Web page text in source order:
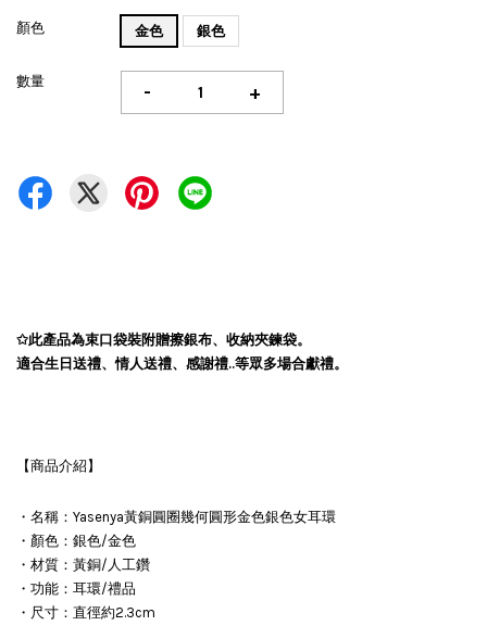
顏色 金色 銀色
數量 - +
✩此產品為束口袋裝附贈擦銀布、收納夾鍊袋。
適合生日送禮、情人送禮、感謝禮..等眾多場合獻禮。
【商品介紹】
・名稱：Yasenya黃銅圓圈幾何圓形金色銀色女耳環
・顏色：銀色/金色
・材質：黃銅/人工鑽
・功能：耳環/禮品
・尺寸：直徑約2.3cm